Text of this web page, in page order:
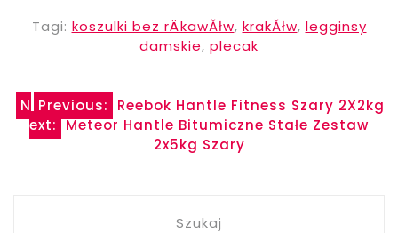
Tagi: koszulki bez rÄkawĂłw, krakĂłw, legginsy
damskie, plecak
Nawigacja
wpisu
Previous: Reebok Hantle Fitness Szary 2X2kg
N
ext: Meteor Hantle Bitumiczne Stałe Zestaw
2x5kg Szary
Szukaj